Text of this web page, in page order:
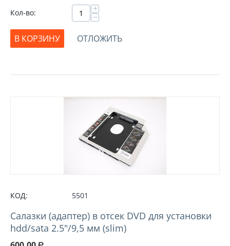
Кол-во: +
−
В КОРЗИНУ
ОТЛОЖИТЬ
КОД: 5501
Салазки (адаптер) в отсек DVD для установки
hdd/sata 2.5"/9,5 мм (slim)